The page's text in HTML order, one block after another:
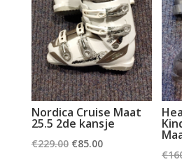
Nordica Cruise Maat
25.5 2de kansje
€229.00 Oorspronkelijke
€85.00Huidige
€